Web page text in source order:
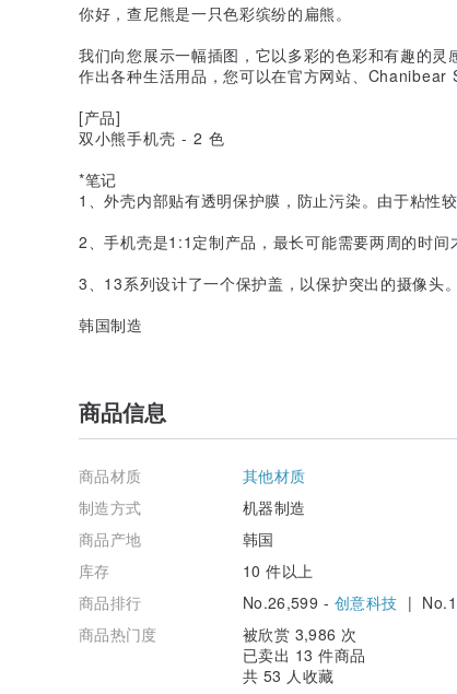
你好，查尼熊是一只色彩缤纷的扁熊。
我们向您展示一幅插图，它以多彩的色彩和有趣的
作出各种生活用品，您可以在官方网站、Chanibear
[产品]
双小熊手机壳 - 2 色
*笔记
1、外壳内部贴有透明保护膜，防止污染。由于粘性
2、手机壳是1:1定制产品，最长可能需要两周的时间
3、13系列设计了一个保护盖，以保护突出的摄像头。
韩国制造
商品信息
商品材质
其他材质
制造方式
机器制造
商品产地
韩国
库存
10 件以上
商品排行
No.26,599 - 创意科技 |
商品热门度
被欣赏 3,986 次
已卖出 13 件商品
共 53 人收藏